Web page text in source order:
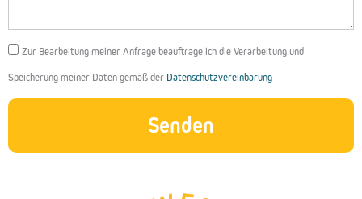
DSGVOZur Bearbeitung meiner Anfrage beauftrage ich die Verarbeitung und
Speicherung meiner Daten gemäß der Datenschutzvereinbarung
Senden